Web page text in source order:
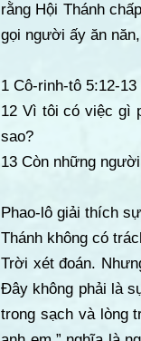
rằng Hội Thánh
gọi người ấy ăn
1 Cô-rinh-tô 5:12-13
12 Vì tôi có việc gì
sao?
13 Còn những
Phao-lô giải thích
Thánh không có
Trời xét đoán.
Đây không phải là
trong sạch và lòng